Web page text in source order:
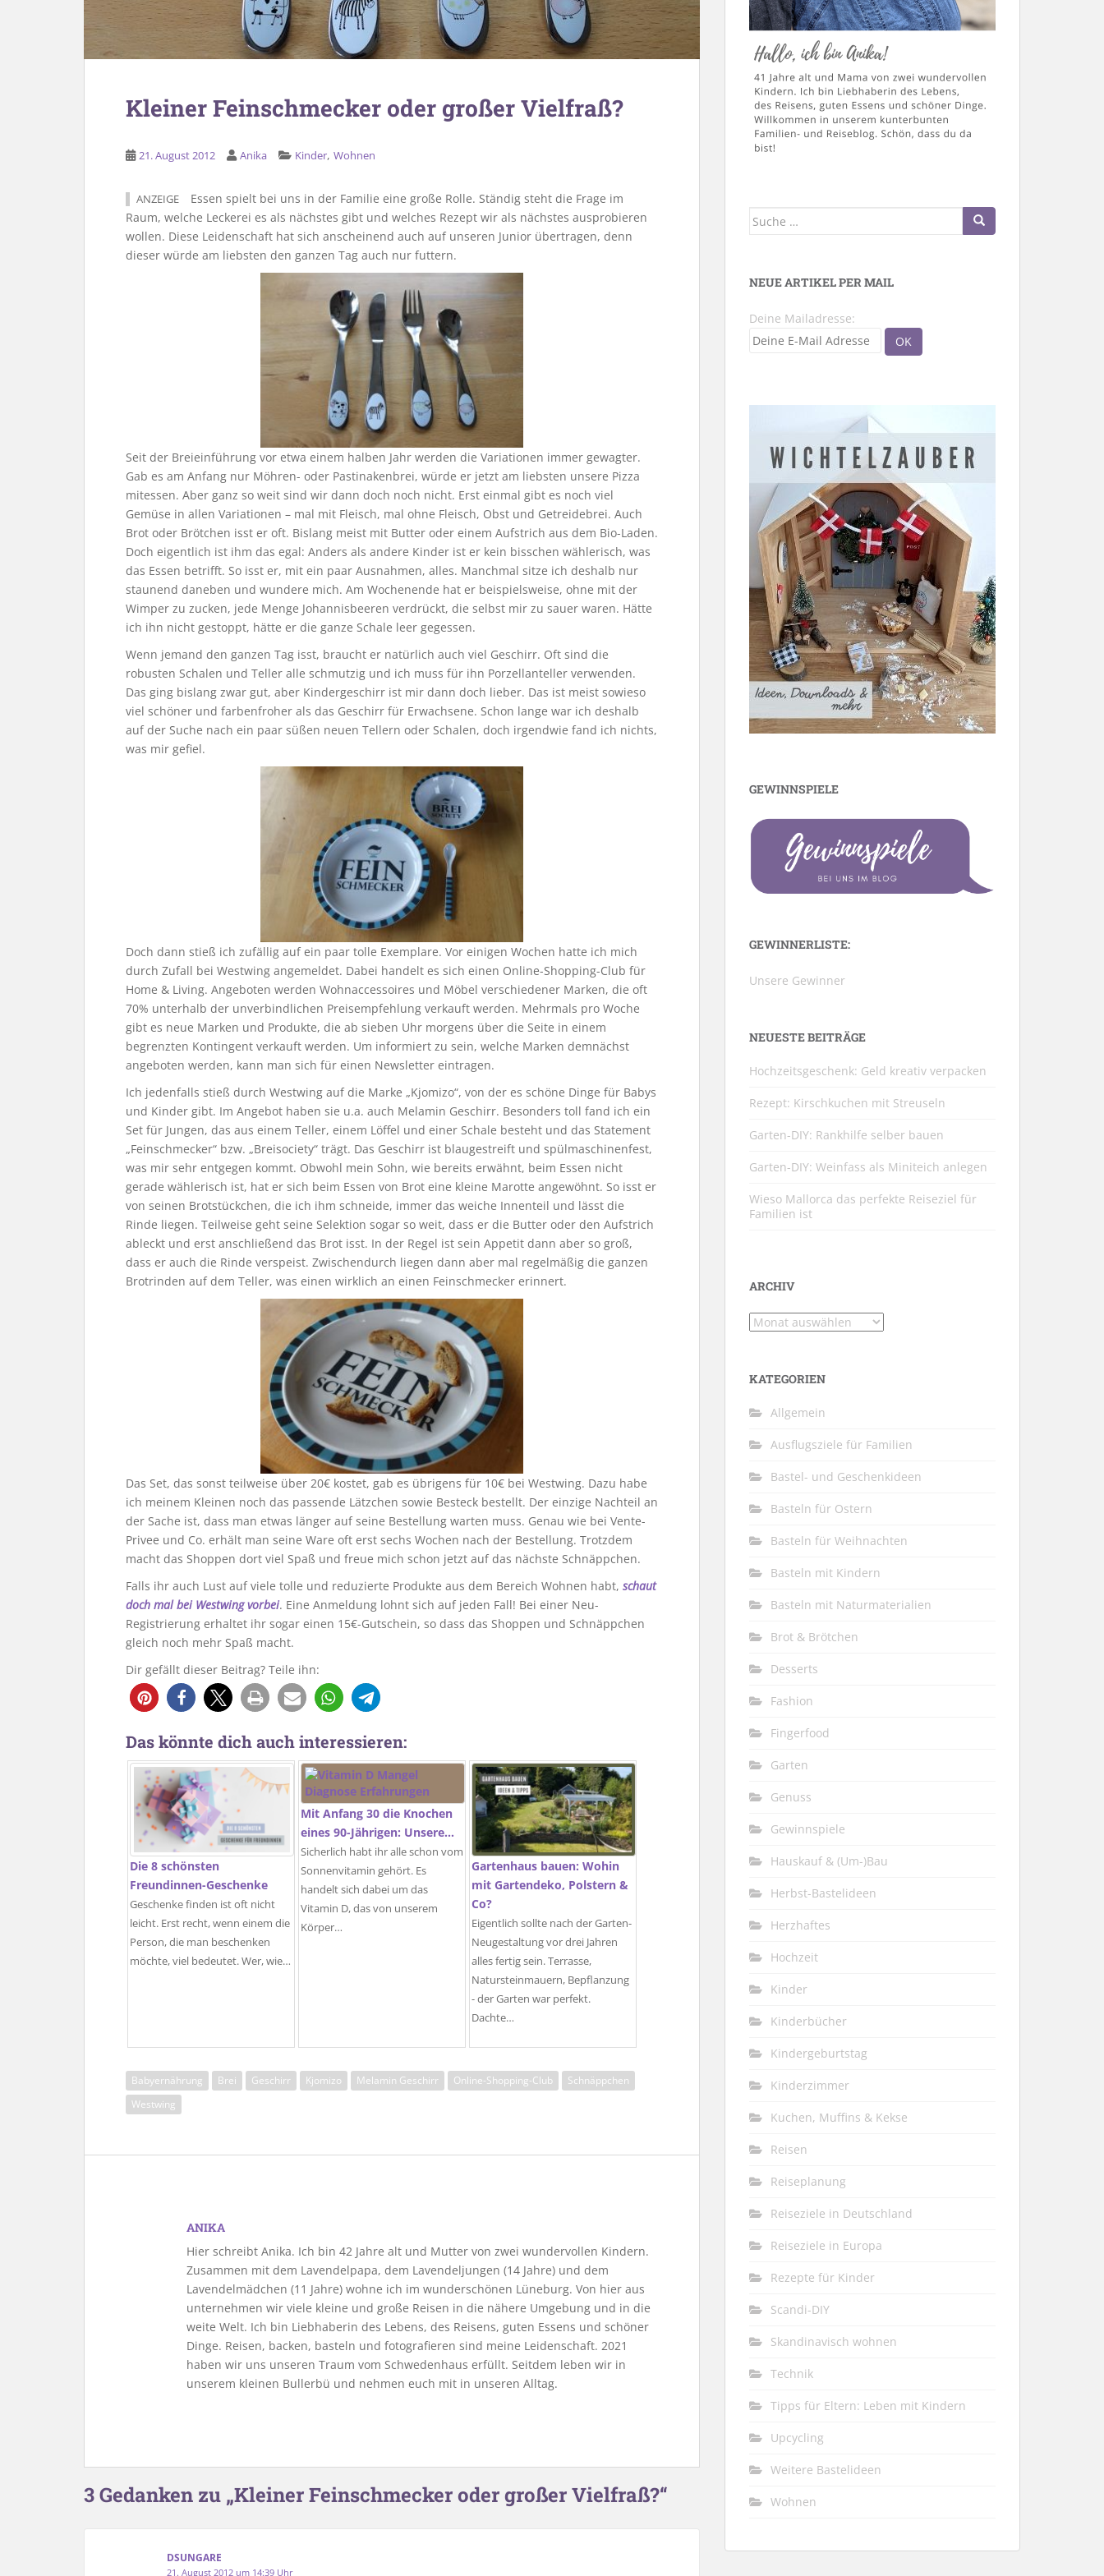
Kleiner Feinschmecker oder großer Vielfraß?
21. August 2012 Anika Kinder, Wohnen
ANZEIGE
Essen spielt bei uns in der Familie eine große Rolle. Ständig steht die Frage im
Raum, welche Leckerei es als nächstes gibt und welches Rezept wir als nächstes ausprobieren
wollen. Diese Leidenschaft hat sich anscheinend auch auf unseren Junior übertragen, denn
dieser würde am liebsten den ganzen Tag auch nur futtern.
Seit der Breieinführung vor etwa einem halben Jahr werden die Variationen immer gewagter.
Gab es am Anfang nur Möhren- oder Pastinakenbrei, würde er jetzt am liebsten unsere Pizza
mitessen. Aber ganz so weit sind wir dann doch noch nicht. Erst einmal gibt es noch viel
Gemüse in allen Variationen – mal mit Fleisch, mal ohne Fleisch, Obst und Getreidebrei. Auch
Brot oder Brötchen isst er oft. Bislang meist mit Butter oder einem Aufstrich aus dem Bio-Laden.
Doch eigentlich ist ihm das egal: Anders als andere Kinder ist er kein bisschen wählerisch, was
das Essen betrifft. So isst er, mit ein paar Ausnahmen, alles. Manchmal sitze ich deshalb nur
staunend daneben und wundere mich. Am Wochenende hat er beispielsweise, ohne mit der
Wimper zu zucken, jede Menge Johannisbeeren verdrückt, die selbst mir zu sauer waren. Hätte
ich ihn nicht gestoppt, hätte er die ganze Schale leer gegessen.
Wenn jemand den ganzen Tag isst, braucht er natürlich auch viel Geschirr. Oft sind die
robusten Schalen und Teller alle schmutzig und ich muss für ihn Porzellanteller verwenden.
Das ging bislang zwar gut, aber Kindergeschirr ist mir dann doch lieber. Das ist meist sowieso
viel schöner und farbenfroher als das Geschirr für Erwachsene. Schon lange war ich deshalb
auf der Suche nach ein paar süßen neuen Tellern oder Schalen, doch irgendwie fand ich nichts,
was mir gefiel.
Doch dann stieß ich zufällig auf ein paar tolle Exemplare. Vor einigen Wochen hatte ich mich
durch Zufall bei Westwing angemeldet. Dabei handelt es sich einen Online-Shopping-Club für
Home & Living. Angeboten werden Wohnaccessoires und Möbel verschiedener Marken, die oft
70% unterhalb der unverbindlichen Preisempfehlung verkauft werden. Mehrmals pro Woche
gibt es neue Marken und Produkte, die ab sieben Uhr morgens über die Seite in einem
begrenzten Kontingent verkauft werden. Um informiert zu sein, welche Marken demnächst
angeboten werden, kann man sich für einen Newsletter eintragen.
Ich jedenfalls stieß durch Westwing auf die Marke „Kjomizo“, von der es schöne Dinge für Babys
und Kinder gibt. Im Angebot haben sie u.a. auch Melamin Geschirr. Besonders toll fand ich ein
Set für Jungen, das aus einem Teller, einem Löffel und einer Schale besteht und das Statement
„Feinschmecker“ bzw. „Breisociety“ trägt. Das Geschirr ist blaugestreift und spülmaschinenfest,
was mir sehr entgegen kommt. Obwohl mein Sohn, wie bereits erwähnt, beim Essen nicht
gerade wählerisch ist, hat er sich beim Essen von Brot eine kleine Marotte angewöhnt. So isst er
von seinen Brotstückchen, die ich ihm schneide, immer das weiche Innenteil und lässt die
Rinde liegen. Teilweise geht seine Selektion sogar so weit, dass er die Butter oder den Aufstrich
ableckt und erst anschließend das Brot isst. In der Regel ist sein Appetit dann aber so groß,
dass er auch die Rinde verspeist. Zwischendurch liegen dann aber mal regelmäßig die ganzen
Brotrinden auf dem Teller, was einen wirklich an einen Feinschmecker erinnert.
Das Set, das sonst teilweise über 20€ kostet, gab es übrigens für 10€ bei Westwing. Dazu habe
ich meinem Kleinen noch das passende Lätzchen sowie Besteck bestellt. Der einzige Nachteil an
der Sache ist, dass man etwas länger auf seine Bestellung warten muss. Genau wie bei Vente-
Privee und Co. erhält man seine Ware oft erst sechs Wochen nach der Bestellung. Trotzdem
macht das Shoppen dort viel Spaß und freue mich schon jetzt auf das nächste Schnäppchen.
Falls ihr auch Lust auf viele tolle und reduzierte Produkte aus dem Bereich Wohnen habt, schaut
doch mal bei Westwing vorbei. Eine Anmeldung lohnt sich auf jeden Fall! Bei einer Neu-
Registrierung erhaltet ihr sogar einen 15€-Gutschein, so dass das Shoppen und Schnäppchen
gleich noch mehr Spaß macht.
Dir gefällt dieser Beitrag? Teile ihn:
Das könnte dich auch interessieren:
Die 8 schönsten
Freundinnen-Geschenke
Geschenke finden ist oft nicht
leicht. Erst recht, wenn einem die
Person, die man beschenken
möchte, viel bedeutet. Wer, wie…
Mit Anfang 30 die Knochen
eines 90-Jährigen: Unsere…
Sicherlich habt ihr alle schon vom
Sonnenvitamin gehört. Es
handelt sich dabei um das
Vitamin D, das von unserem
Körper…
Gartenhaus bauen: Wohin
mit Gartendeko, Polstern &
Co?
Eigentlich sollte nach der Garten-
Neugestaltung vor drei Jahren
alles fertig sein. Terrasse,
Natursteinmauern, Bepflanzung
- der Garten war perfekt.
Dachte…
Babyernährung Brei Geschirr Kjomizo Melamin Geschirr Online-Shopping-Club
Schnäppchen
Westwing
ANIKA
Hier schreibt Anika. Ich bin 42 Jahre alt und Mutter von zwei wundervollen Kindern.
Zusammen mit dem Lavendelpapa, dem Lavendeljungen (14 Jahre) und dem
Lavendelmädchen (11 Jahre) wohne ich im wunderschönen Lüneburg. Von hier aus
unternehmen wir viele kleine und große Reisen in die nähere Umgebung und in die
weite Welt. Ich bin Liebhaberin des Lebens, des Reisens, guten Essens und schöner
Dinge. Reisen, backen, basteln und fotografieren sind meine Leidenschaft. 2021
haben wir uns unseren Traum vom Schwedenhaus erfüllt. Seitdem leben wir in
unserem kleinen Bullerbü und nehmen euch mit in unseren Alltag.
3 Gedanken zu „Kleiner Feinschmecker oder großer Vielfraß?“
DSUNGARE
21. August 2012 um 14:39 Uhr
Suche
NEUE ARTIKEL PER MAIL
Deine Mailadresse:
GEWINNSPIELE
GEWINNERLISTE:
Unsere Gewinner
NEUESTE BEITRÄGE
Hochzeitsgeschenk: Geld kreativ verpacken
Rezept: Kirschkuchen mit Streuseln
Garten-DIY: Rankhilfe selber bauen
Garten-DIY: Weinfass als Miniteich anlegen
Wieso Mallorca das perfekte Reiseziel für
Familien ist
ARCHIV
Archiv
KATEGORIEN
Allgemein
Ausflugsziele für Familien
Bastel- und Geschenkideen
Basteln für Ostern
Basteln für Weihnachten
Basteln mit Kindern
Basteln mit Naturmaterialien
Brot & Brötchen
Desserts
Fashion
Fingerfood
Garten
Genuss
Gewinnspiele
Hauskauf & (Um-)Bau
Herbst-Bastelideen
Herzhaftes
Hochzeit
Kinder
Kinderbücher
Kindergeburtstag
Kinderzimmer
Kuchen, Muffins & Kekse
Reisen
Reiseplanung
Reiseziele in Deutschland
Reiseziele in Europa
Rezepte für Kinder
Scandi-DIY
Skandinavisch wohnen
Technik
Tipps für Eltern: Leben mit Kindern
Upcycling
Weitere Bastelideen
Wohnen